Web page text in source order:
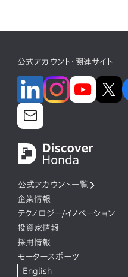
公式アカウント・関連サイト
公式アカウント一覧
企業情報
テクノロジー/イノベーション
投資家情報
採用情報
モータースポーツ
English